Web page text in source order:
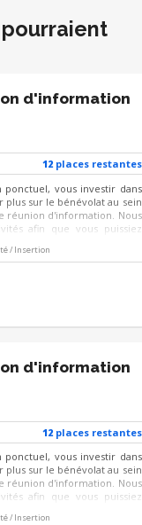
d'information
12placesrestantes
vous investir dans
sur le bénévolat au sein
réunion d'information. Nous
afin que vous puissiez
/ Insertion
d'information
12placesrestantes
vous investir dans
sur le bénévolat au sein
réunion d'information. Nous
afin que vous puissiez
intéresser.
/ Insertion